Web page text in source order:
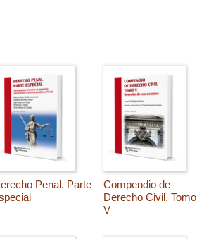
Penal. Parte
Compendio de
Derecho Civil. Tomo
V